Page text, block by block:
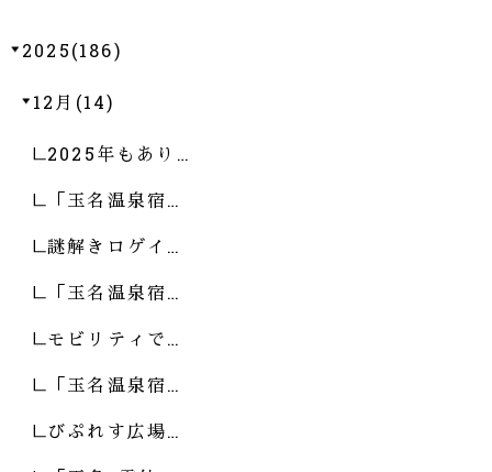
2025(186)
12月(14)
2025年もあり…
「玉名温泉宿…
謎解きロゲイ…
「玉名温泉宿…
モビリティで…
「玉名温泉宿…
びぷれす広場…